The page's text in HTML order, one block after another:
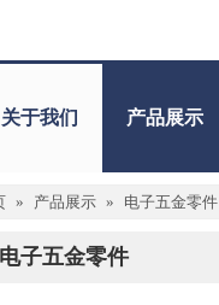
关于我们 产品展示
» 产品展示 » 电子五金零件
电子五金零件